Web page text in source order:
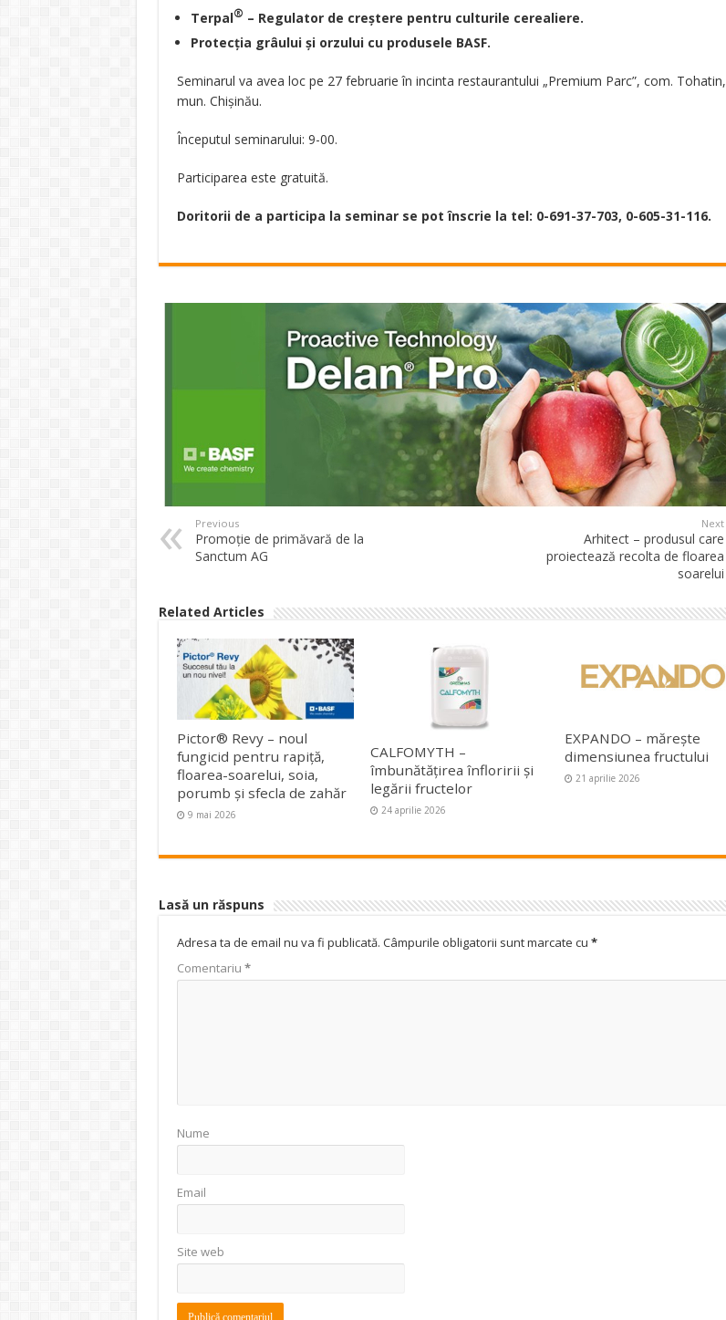
Terpal® – Regulator de creștere pentru culturile cerealiere.
Protecția grâului și orzului cu produsele BASF.
Seminarul va avea loc pe 27 februarie în incinta restaurantului „Premium Parc”, com. Tohatin,
mun. Chișinău.
Începutul seminarului: 9-00.
Participarea este gratuită.
Doritorii de a participa la seminar se pot înscrie la tel: 0-691-37-703, 0-605-31-116.
Previous
Promoţie de primăvară de la
Sanctum AG
Next
Arhitect – produsul care
proiectează recolta de floarea
soarelui
Related Articles
Pictor® Revy – noul
fungicid pentru rapiță,
floarea-soarelui, soia,
porumb și sfecla de zahăr
9 mai 2026
CALFOMYTH –
îmbunătățirea înfloririi și
legării fructelor
24 aprilie 2026
EXPANDO – mărește
dimensiunea fructului
21 aprilie 2026
Lasă un răspuns
Adresa ta de email nu va fi publicată. Câmpurile obligatorii sunt marcate cu *
Comentariu *
Nume
Email
Site web